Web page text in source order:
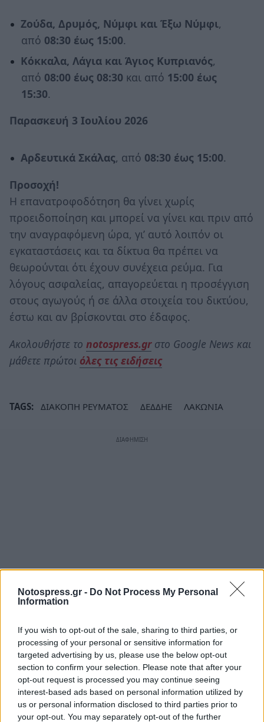
Notospress.gr - Do Not Process My Personal
Information
If you wish to opt-out of the sale, sharing to third parties, or
processing of your personal or sensitive information for
targeted advertising by us, please use the below opt-out
section to confirm your selection. Please note that after your
opt-out request is processed you may continue seeing
interest-based ads based on personal information utilized by
us or personal information disclosed to third parties prior to
your opt-out. You may separately opt-out of the further
Ζούδα, Δρυμός, Νύμφι και Έξω Νύμφι,
από 08:30 έως 15:00.
Κόκκαλα, Λάγια και Άγιος Κυπριανός,
από 08:00 έως 08:30 και από 15:00 έως
15:30.
Παρασκευή 3 Ιουλίου 2026
Αρδευτικά Σκάλας, από 08:30 έως 15:00.
Προσοχή!
Η επανατροφοδότηση θα γίνει χωρίς
προειδοποίηση και μπορεί να γίνει και πριν από
την αναγραφόμενη ώρα, γι’ αυτό λοιπόν οι
εγκαταστάσεις και τα δίκτυα θα πρέπει να
θεωρούνται ότι έχουν συνέχεια ρεύμα. Για
λόγους ασφαλείας, απαγορεύεται η προσέγγιση
στους αγωγούς ή σε άλλα στοιχεία του δικτύου,
έστω και αν βρίσκονται στο έδαφος.
Ακολουθήστε το notospress.grστο Google News και
μάθετε πρώτοι όλες τις ειδήσεις
TAGS: ΔΙΑΚΟΠΗ ΡΕΥΜΑΤΟΣ ΔΕΔΔΗΕ ΛΑΚΩΝΙΑ